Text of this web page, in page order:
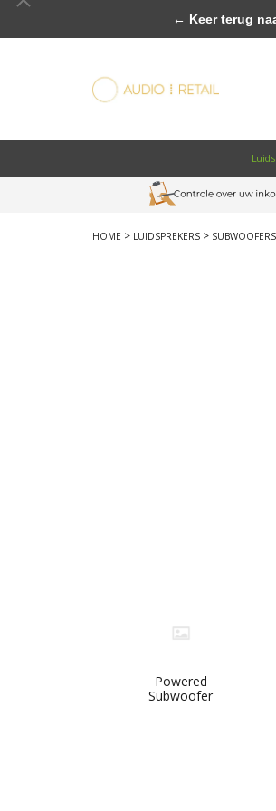
HOME > LUIDSPREKERS > SUBWOOFERS
Powered
Subwoofer
← Keer terug